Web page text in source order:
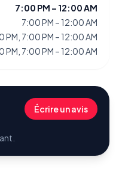
7:00 PM – 12:00 AM
7:00 PM – 12:00 AM
PM, 7:00 PM – 12:00 AM
PM, 7:00 PM – 12:00 AM
Écrire un avis